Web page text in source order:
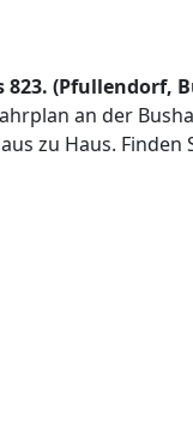
(Pfullendorf,
an der
zu Haus.